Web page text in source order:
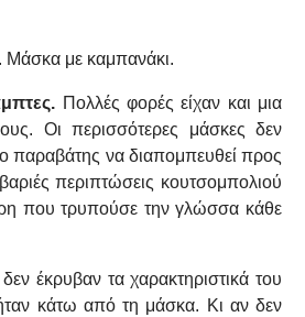
Μάσκα με καμπανάκι.
Πολλές φορές είχαν και μια
Οι περισσότερες μάσκες δεν
παραβάτης να διαπομπευθεί προς
περιπτώσεις κουτσομπολιού
που τρυπούσε την γλώσσα κάθε
έκρυβαν τα χαρακτηριστικά του
κάτω από τη μάσκα. Κι αν δεν